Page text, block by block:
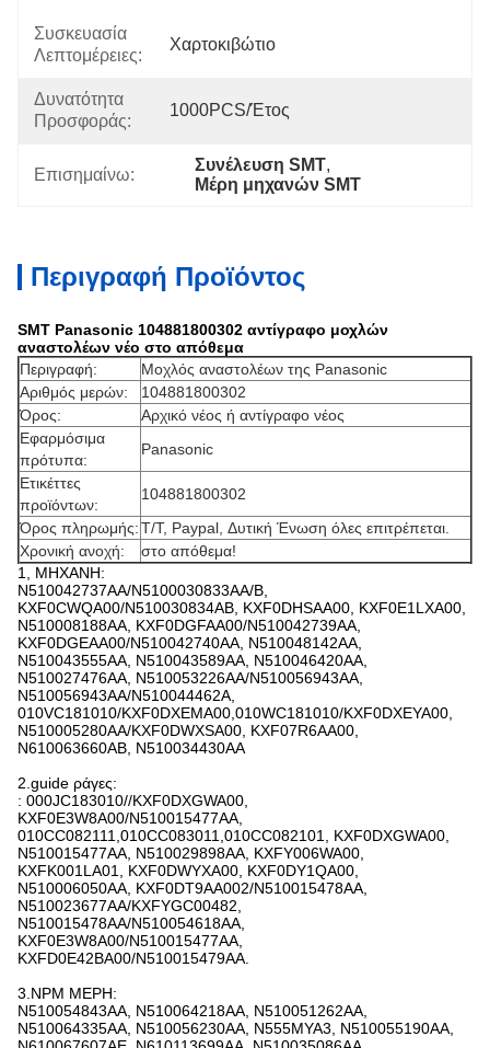
Συσκευασία
Λεπτομέρειες:
Χαρτοκιβώτιο
Δυνατότητα
Προσφοράς:
1000PCS/έτος
Επισημαίνω:
Συνέλευση SMT,
Μέρη μηχανών SMT
Περιγραφή Προϊόντος
SMT Panasonic 104881800302 αντίγραφο μοχλών
αναστολέων νέο στο απόθεμα
Περιγραφή:
Μοχλός αναστολέων της Panasonic
Αριθμός μερών:
104881800302
Όρος:
Αρχικό νέος ή αντίγραφο νέος
Εφαρμόσιμα
πρότυπα:
Panasonic
Ετικέττες
προϊόντων:
104881800302
Όρος πληρωμής:T/T, Paypal, Δυτική Ένωση όλες επιτρέπεται.
Χρονική ανοχή:
στο απόθεμα!
1, ΜΗΧΑΝΗ:
N510042737AA/N5100030833AA/B,
KXF0CWQA00/N510030834AB, KXF0DHSAA00, KXF0E1LXA00,
N510008188AA, KXF0DGFAA00/N510042739AA,
KXF0DGEAA00/N510042740AA, N510048142AA,
N510043555AA, N510043589AA, N510046420AA,
N510027476AA, N510053226AA/N510056943AA,
N510056943AA/N510044462A,
010VC181010/KXF0DXEMA00,010WC181010/KXF0DXEYA00,
N510005280AA/KXF0DWXSA00, KXF07R6AA00,
N610063660AB, N510034430AA
2.guide ράγες:
: 000JC183010//KXF0DXGWA00,
KXF0E3W8A00/N510015477AA,
010CC082111,010CC083011,010CC082101, KXF0DXGWA00,
N510015477AA, N510029898AA, KXFY006WA00,
KXFK001LA01, KXF0DWYXA00, KXF0DY1QA00,
N510006050AA, KXF0DT9AA002/N510015478AA,
N510023677AA/KXFYGC00482,
N510015478AA/N510054618AA,
KXF0E3W8A00/N510015477AA,
KXFD0E42BA00/N510015479AA.
3.NPM ΜΕΡΗ:
N510054843AA, N510064218AA, N510051262AA,
N510064335AA, N510056230AA, N555MYA3, N510055190AA,